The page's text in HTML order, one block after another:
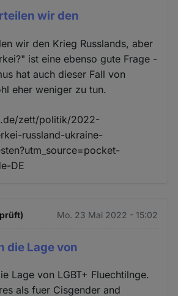
wir den
wir den Krieg Russlands, aber
ist eine ebenso gute Frage -
hat auch dieser Fall von
eher weniger zu tun.
zett/politik/2022-
russland-ukraine-
DE
Mo. 23 Mai 2022 - 15:02
die Lage von
Lage von LGBT+ Fluechtilnge.
als fuer Cisgender and